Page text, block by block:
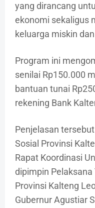
yang dirancang
ekonomi sekaligus
keluarga miskin
Program ini
senilai Rp150.000
bantuan tunai
rekening Bank
Penjelasan
Sosial Provinsi
Rapat Koordinasi
dipimpin
Provinsi Kalteng
Gubernur Agustiar